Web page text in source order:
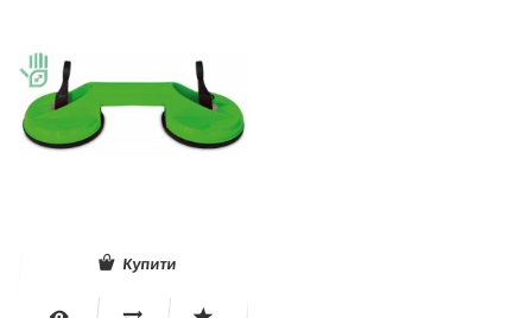
Купити